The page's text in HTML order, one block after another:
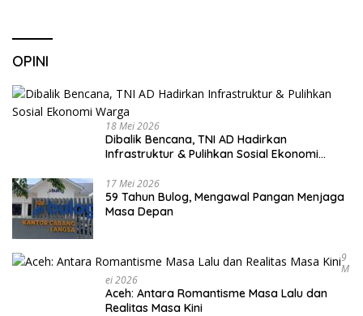
OPINI
18 Mei 2026
Dibalik Bencana, TNI AD Hadirkan
Infrastruktur & Pulihkan Sosial Ekonomi
17 Mei 2026
59 Tahun Bulog, Mengawal Pangan Menjaga
Masa Depan
9
M
Ei 2026
Aceh: Antara Romantisme Masa Lalu dan
Realitas Masa Kini